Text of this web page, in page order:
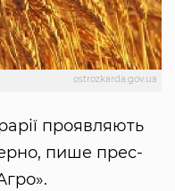
ostrozkarda.gov.ua
проявляють
пише прес-